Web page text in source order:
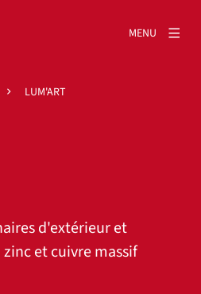
MENU
LUM'ART
d'extérieur et
et cuivre massif